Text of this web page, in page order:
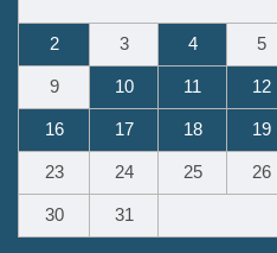
2 3 4 5
9 10 11 12
16 17 18 19
23 24 25 26
30 31